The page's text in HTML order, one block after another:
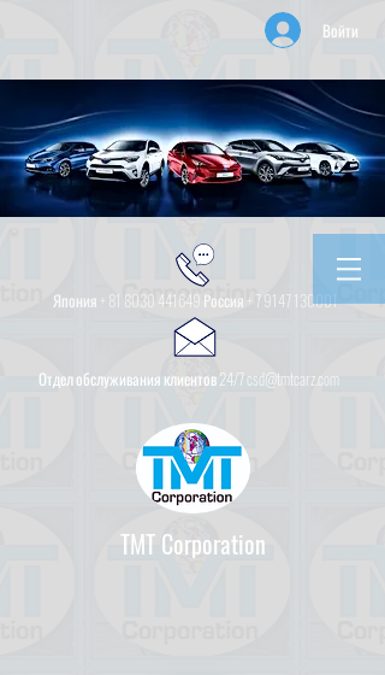
Войти
Япония + 81 8030 441649 Россия + 7 9147 130001
Отдел обслуживания клиентов 24/7 csd@tmtcarz.com
TMT Corporation